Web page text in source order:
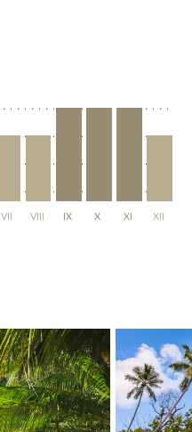
VII VIII IX X XI XII